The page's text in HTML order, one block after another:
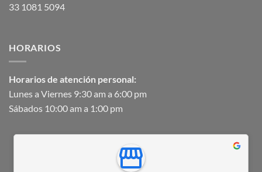
33 1081 5094
HORARIOS
Horarios de atención personal:
Lunes a Viernes 9:30 am a 6:00 pm
Sábados 10:00 am a 1:00 pm